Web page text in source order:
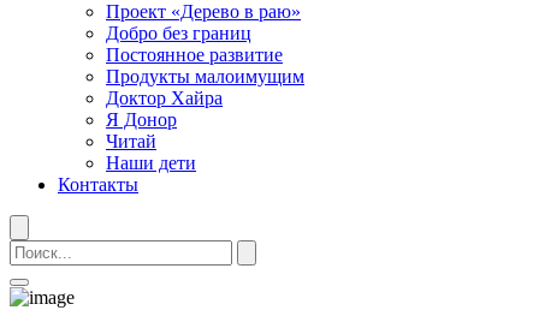
Проект «Дерево в раю»
Добро без границ
Постоянное развитие
Продукты малоимущим
Доктор Хайра
Я Донор
Читай
Наши дети
Контакты